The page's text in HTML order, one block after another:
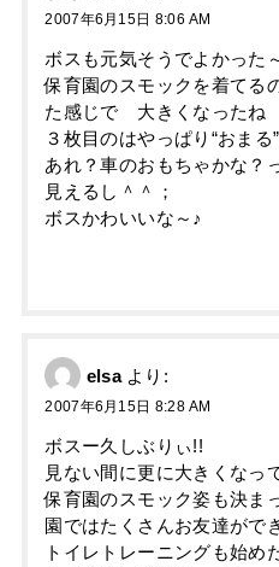
2007年6月15日 8:06 AM
ボスも元気そうでよかった
保育園のスモックを着てる
た感じで 大きくなったね
３枚目のはやっぱり“おまる
あれ？車のおもちゃかな？
見えるし＾＾；
ボスかわいいな～♪
elsa より:
2007年6月15日 8:28 AM
ボスー久しぶりぃ!!
見ない間に更に大きくなっ
保育園のスモック姿も決ま
園ではたくさんお友達がで
トイレトレーニングも始め